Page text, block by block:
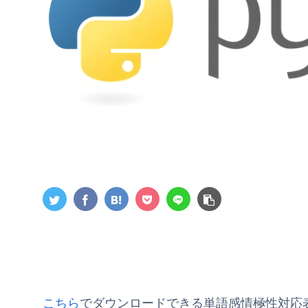
こちら でダウンロードできる単語感情極性対応